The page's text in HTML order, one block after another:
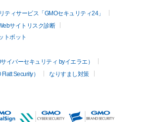
ティサービス「GMOセキュリティ24」
サイトリスク診断
トボット
イバーセキュリティ byイエラエ）
Security）
なりすまし対策